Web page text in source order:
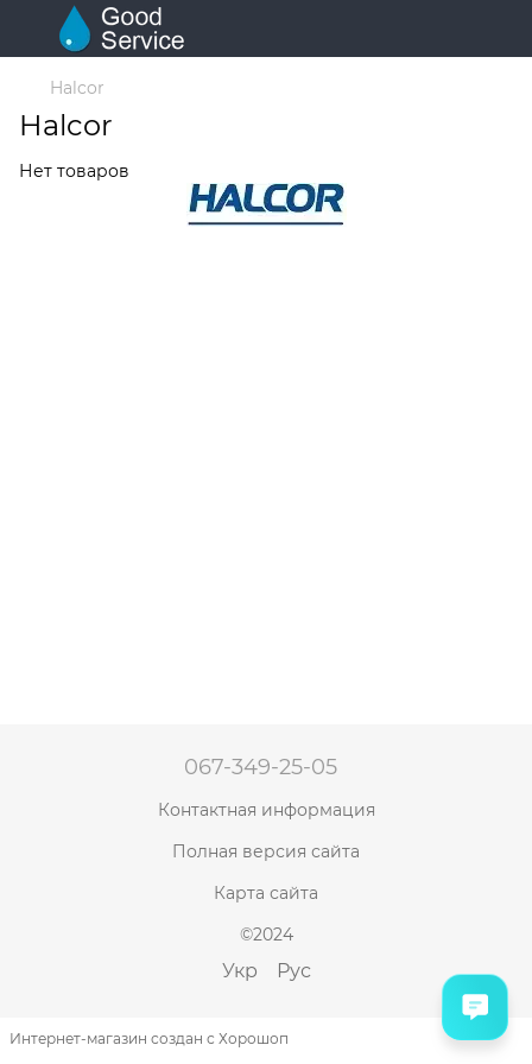
Halcor
Halcor
Нет товаров
067-349-25-05
Контактная информация
Полная версия сайта
Карта сайта
©2024
Укр Рус
Интернет-магазин создан с Хорошоп